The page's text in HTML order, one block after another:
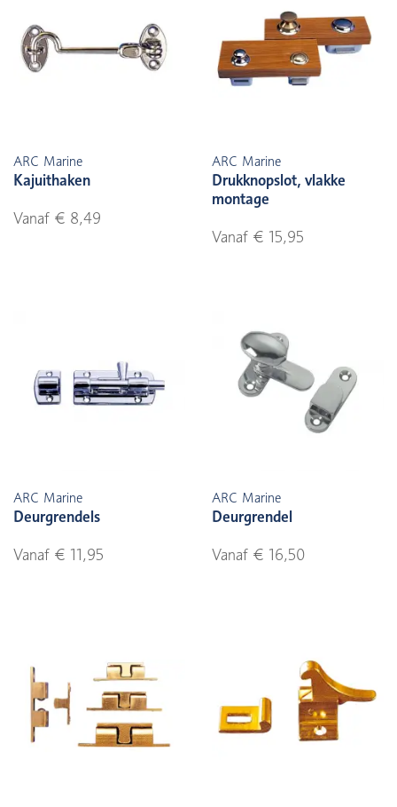
ARC Marine
Kajuithaken
Vanaf € 8,49
ARC Marine
Drukknopslot, vlakke
montage
Vanaf € 15,95
ARC Marine
Deurgrendels
Vanaf € 11,95
ARC Marine
Deurgrendel
Vanaf € 16,50